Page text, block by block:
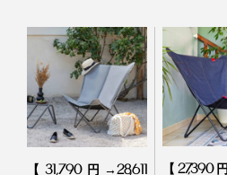
【31,790円→28,611
【27,390